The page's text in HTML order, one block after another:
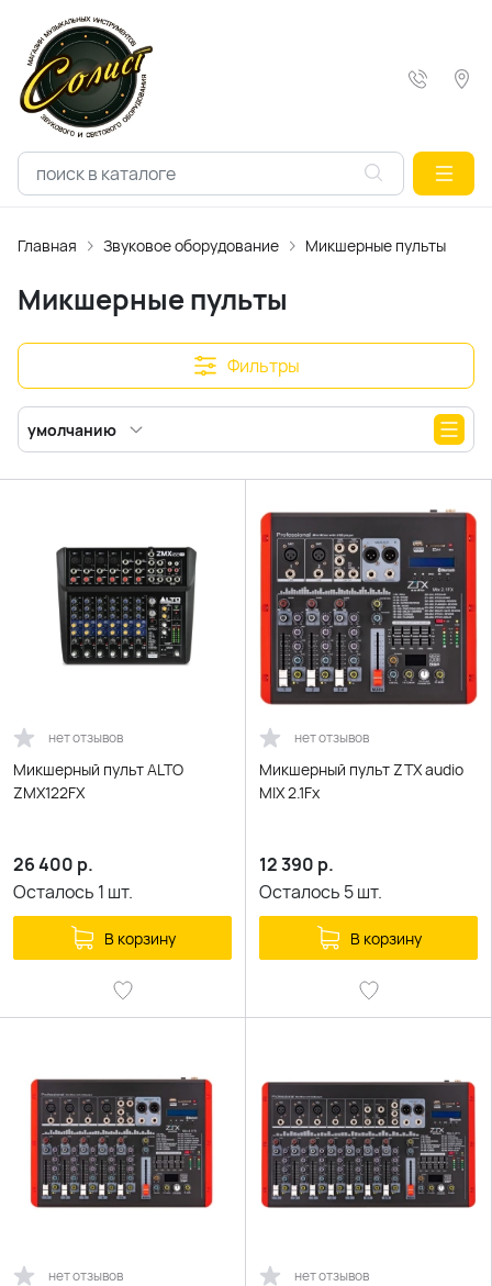
Главная Звуковое оборудование Микшерные пульты
Микшерные пульты
Фильтры
умолчанию
нет отзывов
Микшерный пульт ALTO
ZMX122FX
26 400 р.
Осталось 1 шт.
В корзину
нет отзывов
Микшерный пульт ZTX audio
MIX 2.1Fx
12 390 р.
Осталось 5шт.
В корзину
нет отзывов нет отзывов